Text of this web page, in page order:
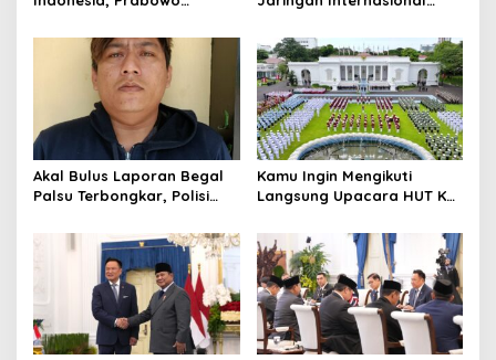
hingga Undang Universitas
Terbaik Dunia
Narkoba, 7 Tersangka
Diringkus dan Barang Bukti
1,1 Ton Rp119 Miliar
Dimusnahkan
Akal Bulus Laporan Begal
Palsu Terbongkar, Polisi
Perusahaan untuk Crypto
Kamu Ingin Mengikuti
Langsung Upacara HUT Ke-
Istana? Ini Link
Pendaftaran Resminya di
Sini